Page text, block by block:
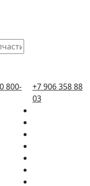
800-
+7 906 358 88
03